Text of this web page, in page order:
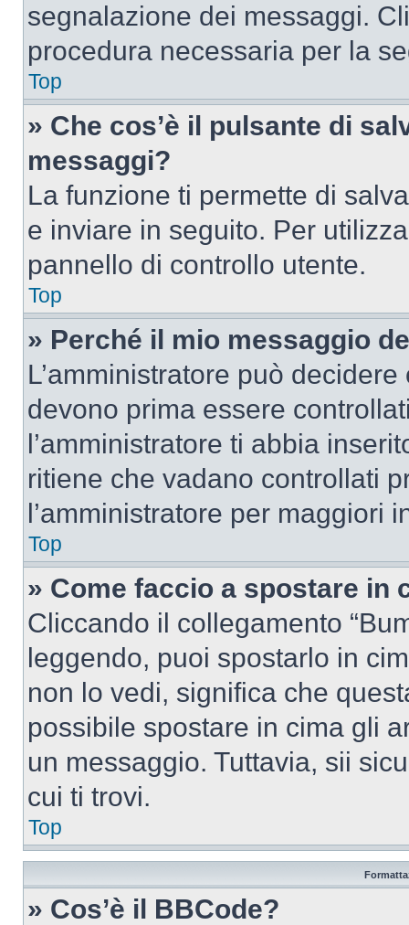
segnalazione dei messaggi.
procedura necessaria per la
Top
» Che cos’è il pulsante di
messaggi?
La funzione ti permette di
e inviare in seguito. Per
pannello di controllo utente.
Top
» Perché il mio messaggio
L’amministratore può
devono prima essere
l’amministratore ti abbia
ritiene che vadano controllati
l’amministratore per maggiori
Top
» Come faccio a spostare in
Cliccando il collegamento
leggendo, puoi spostarlo in
non lo vedi, significa che
possibile spostare in cima gli
un messaggio. Tuttavia, sii
cui ti trovi.
Top
» Cos’è il BBCode?